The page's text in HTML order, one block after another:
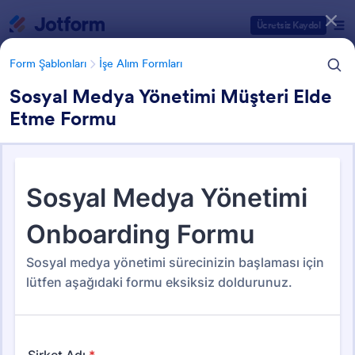
Ücretsiz Kaydol
Form Şablonları İşe Alım Formları
Sosyal Medya Yönetimi Müşteri Elde
Etme Formu
İşe Alım Formları
16 Şablon
Form Şablonu Kategorileri